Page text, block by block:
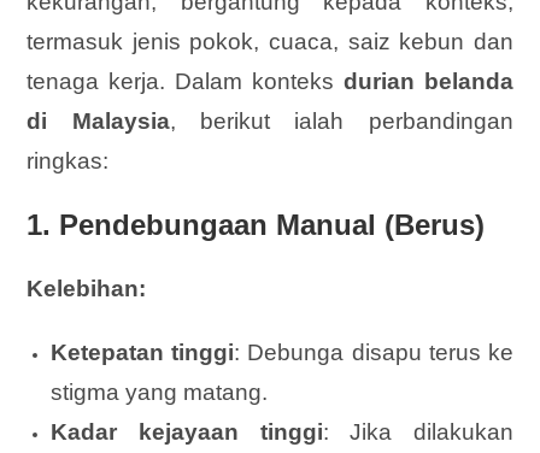
termasuk jenis pokok, cuaca, saiz kebun dan
tenaga kerja. Dalam konteks durian belanda
di Malaysia, berikut ialah perbandingan
ringkas:
1. Pendebungaan Manual (Berus)
Kelebihan:
Ketepatan tinggi: Debunga disapu terus ke
stigma yang matang.
Kadar kejayaan tinggi: Jika dilakukan